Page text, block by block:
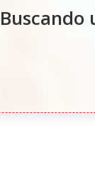
Buscando